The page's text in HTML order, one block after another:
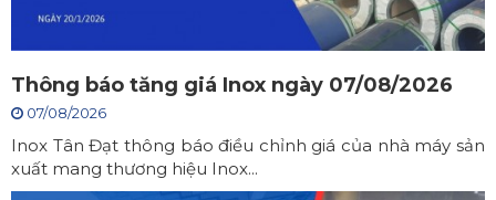
Thông báo tăng giá Inox ngày 07/08/2026
07/08/2026
Inox Tân Đạt thông báo điều chỉnh giá của nhà máy sản
xuất mang thương hiệu Inox...